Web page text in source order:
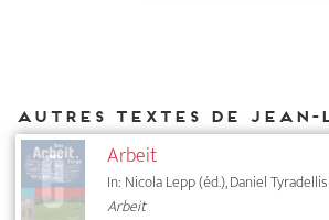
Arbeit
In: Nicola Lepp (éd.), Daniel
Arbeit